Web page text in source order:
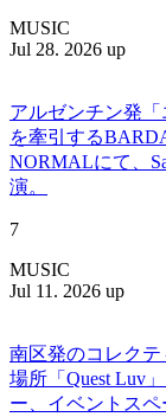
MUSIC
Jul 28. 2026 up
アルゼンチン発
を牽引する
NORMALにて、
演。
7
MUSIC
Jul 11. 2026 up
南区発のコレク
場所「Quest Luv
ー、イベントス